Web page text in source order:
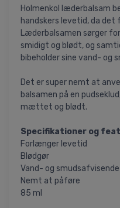
Holmenkol læderbalsam
handskers levetid, da
Læderbalsamen sørger
smidigt og blødt, og
bibeholder sine vand- og
Det er super nemt at
balsamen på en
mættet og blødt.
Specifikationer og
Forlænger levetid
Blødgør
Vand- og smudsafvisende
Nemt at påføre
85 ml